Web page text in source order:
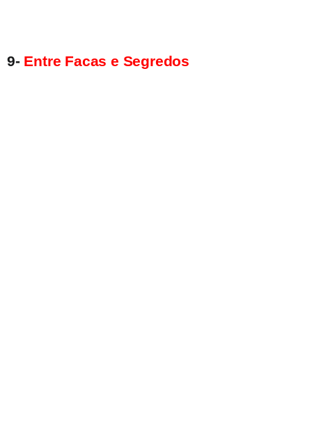
9- Entre Facas e Segredos